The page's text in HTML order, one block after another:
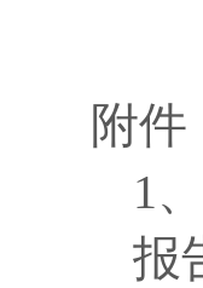
附件
1、
报